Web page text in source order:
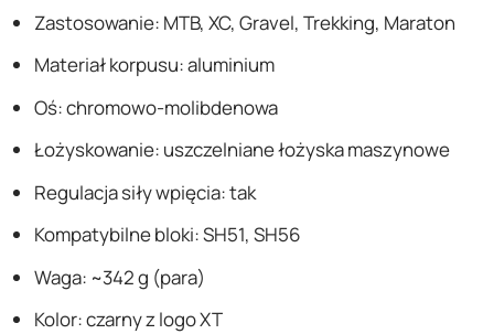
Zastosowanie: MTB, XC, Gravel, Trekking, Maraton
Materiał korpusu: aluminium
Oś: chromowo-molibdenowa
Łożyskowanie: uszczelniane łożyska maszynowe
Regulacja siły wpięcia: tak
Kompatybilne bloki: SH51, SH56
Waga: ~342 g (para)
Kolor: czarny z logo XT